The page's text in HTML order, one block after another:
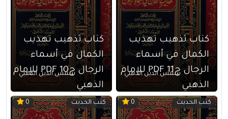
كتاب تذهيب تهذيب
الكمال في أسماء
الرجال ج11 PDF للإمام
الذهبي
شمس الدين الذهبي
كتاب تذهيب تهذيب
الكمال في أسماء
الرجال ج10 PDF للإمام
الذهبي
شمس الدين الذهبي
كتب الحديث 0 كتب الحديث 0